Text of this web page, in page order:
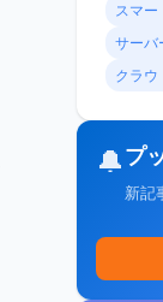
スマー
サーバ
クラウ
🔔プ
新記